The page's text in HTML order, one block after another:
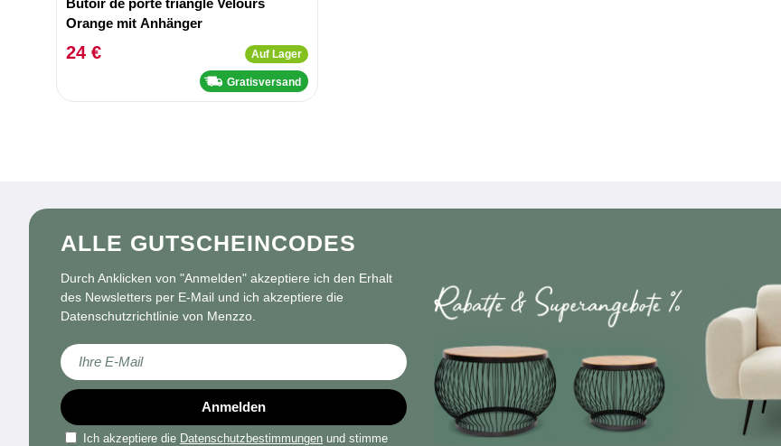
Butoir de porte triangle Velours
Orange mit Anhänger
24 € Auf Lager
Gratisversand
ALLE GUTSCHEINCODES
Durch Anklicken von "Anmelden" akzeptiere ich den Erhalt
des Newsletters per E-Mail und ich akzeptiere die
Datenschutzrichtlinie von Menzzo.
Melden Sie sich für unseren Newsletter an:
Anmelden
Ich akzeptiere die Datenschutzbestimmungen und stimme